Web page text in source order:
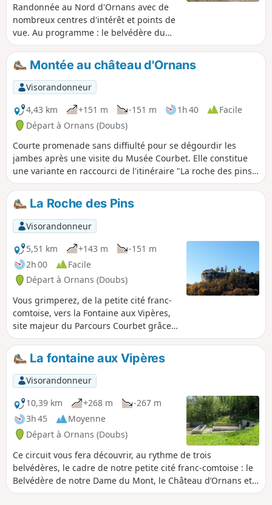
Randonnée au Nord d'Ornans avec de
nombreux centres d'intérêt et points de
vue. Au programme : le belvédère du
Château, le Puits de la Brême, la Gouille
aux Chèvres, la Grotte du Plaisir
Fontaine, le Rocher du Tourbillon, le
Saut du Chevalier, Notre-Dame du Mont.
La randonnée peut se terminer par une
visite du centre-ville (§ Info pratiques).
Randonnée très difficile de par sa
longueur et son dénivelé, il est
nécessaire d'avoir une bonne condition
physique, certaines portions sont
réservées aux randonneurs
expérimentés (échelles, passages avec
les mains, etc.) avec des zones plus ou
moins humides avec cailloux. Mais le
parcours est varié et les points de vue
magnifiques. Ce parcours en automne
donne lieu à un festival de couleurs.
Montée au château d'Ornans
Visorandonneur
4,43 km
+151 m -151 m 1h 40
Facile
Départ à Ornans (Doubs)
Courte promenade sans diffiulté pour se dégourdir les
jambes après une visite du Musée Courbet. Elle constitue
une variante en raccourci de l'itinéraire "La roche des pins"
disponible dans Visorando.
La Roche des Pins
Visorandonneur
5,51 km
+143 m
-151 m
2h 00
Facile
Départ à Ornans (Doubs)
Vous grimperez, de la petite cité franc-
comtoise, vers la Fontaine aux Vipères,
site majeur du Parcours Courbet grâce
au célèbre tableau "Le Château
d’Ornans de 1855" où les cancouères du
temps de Courbet cancanaient. Puis, du
château surplombant Ornans, vous
reviendrez, longeant les corniches avec
de nombreux points de vue, par la
charmante petite reculée de la Roche
des Pins.
La fontaine aux Vipères
Visorandonneur
10,39 km
+268 m
-267 m
3h 45
Moyenne
Départ à Ornans (Doubs)
Ce circuit vous fera découvrir, au rythme de trois
belvédères, le cadre de notre petite cité franc-comtoise : le
Belvédère de notre Dame du Mont, le Château d’Ornans et
celui du Grand, vous offrant de vastes points de vue sur la